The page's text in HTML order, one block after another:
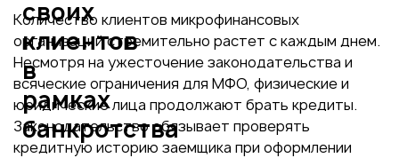
своих
клиентов
в
рамках
банкротства
Количество клиентов микрофинансовых
организаций стремительно растет с каждым днем.
Несмотря на ужесточение законодательства и
всяческие ограничения для МФО, физические и
юридические лица продолжают брать кредиты.
Законодательство обязывает проверять
кредитную историю заемщика при оформлении